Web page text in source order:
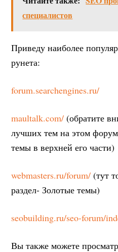
специалистов
Приведу наиболее
рунета:
forum.searchengines.ru/
maultalk.com/ (обратите
лучших тем на этом
темы в верхней его части)
webmasters.ru/forum/ (тут
раздел- Золотые темы)
seobuilding.ru/seo-forum/
Вы также можете